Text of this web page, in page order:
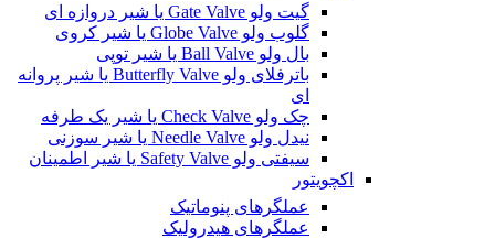
گیت ولو Gate Valve یا شیر دروازه ای
گلوب ولو Globe Valve یا شیر کروی
بال ولو Ball Valve یا شیر توپی
باترفلای ولو Butterfly Valve یا شیر پروانه
ای
چک ولو Check Valve یا شیر یک طرفه
نیدل ولو Needle Valve یا شیر سوزنی
سیفتی ولو Safety Valve یا شیر اطمینان
اکچویتور
عملگرهای پنوماتیک
عملگرهای هیدرولیک